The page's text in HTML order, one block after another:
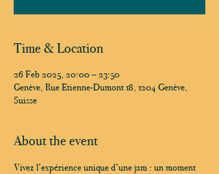
Time & Location
26 Feb 2025, 20:00 – 23:50
Genève, Rue Etienne-Dumont 18, 1204 Genève,
Suisse
About the event
Vivez l’expérience unique d’une jam : un moment